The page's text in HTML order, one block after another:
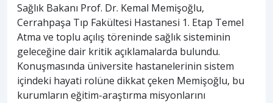
Sağlık Bakanı Prof. Dr. Kemal Memişoğlu,
Cerrahpaşa Tıp Fakültesi Hastanesi 1. Etap Temel
Atma ve toplu açılış töreninde sağlık sisteminin
geleceğine dair kritik açıklamalarda bulundu.
Konuşmasında üniversite hastanelerinin sistem
içindeki hayati rolüne dikkat çeken Memişoğlu, bu
kurumların eğitim-araştırma misyonlarını